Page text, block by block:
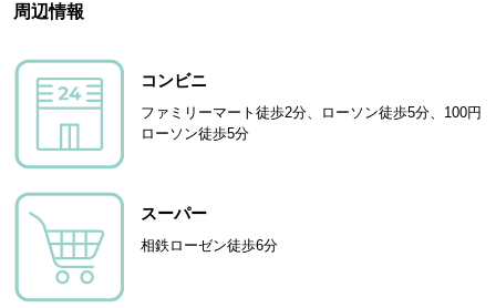
周辺情報
コンビニ
ファミリーマート徒歩2分、ローソン徒歩5分、100円
ローソン徒歩5分
スーパー
相鉄ローゼン徒歩6分